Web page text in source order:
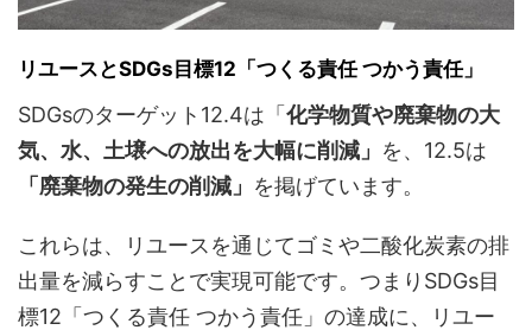
リユースとSDGs目標12「つくる責任 つかう責任」
SDGsのターゲット12.4は「化学物質や廃棄物の大
気、水、土壌への放出を大幅に削減」 を、12.5は
「廃棄物の発生の削減」 を掲げています。
これらは、リユースを通じてゴミや二酸化炭素の排
出量を減らすことで実現可能です。つまりSDGs目
標12「つくる責任 つかう責任」の達成に、リユー